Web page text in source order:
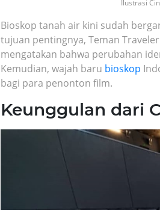
Ilustrasi
Bioskop tanah air kini sudah
tujuan pentingnya, Teman
mengatakan bahwa perubahan
Kemudian, wajah baru bioskop
bagi para penonton film.
Keunggulan dari